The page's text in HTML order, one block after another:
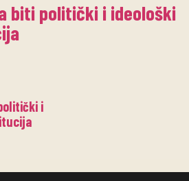
biti politički i ideološki
i